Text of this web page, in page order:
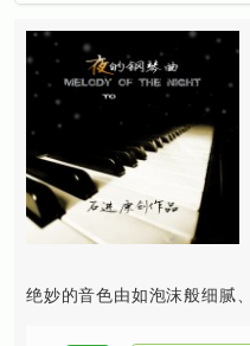
绝妙的音色由如泡沫般细腻